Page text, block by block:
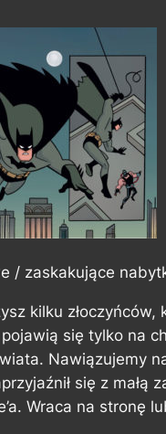
/ zaskakujące
kilku
się tylko na
Nawiązujemy
się z małą
Wraca na stronę